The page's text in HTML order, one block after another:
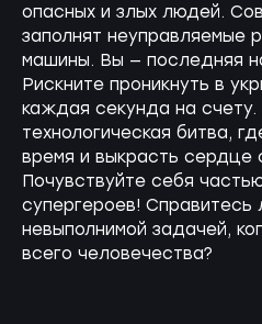
опасных и злых людей.
заполнят неуправляемые
машины. Вы — последняя
Рискните проникнуть в
каждая секунда на
технологическая битва,
время и выкрасть сердце
Почувствуйте себя
супергероев! Справитесь
невыполнимой задачей,
всего человечества?